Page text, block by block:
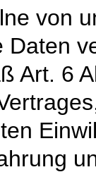
von
Daten
Art. 6